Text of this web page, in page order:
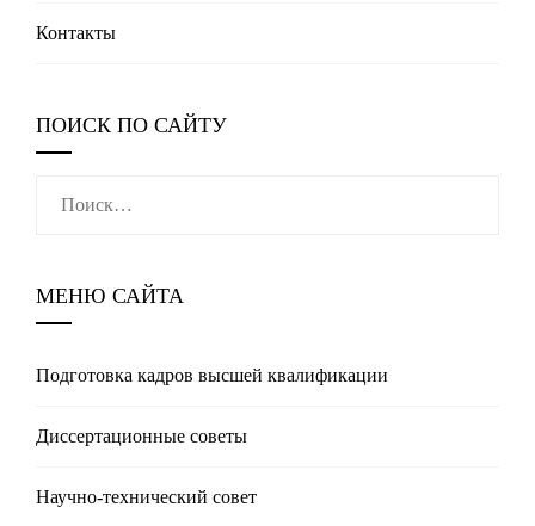
Контакты
ПОИСК ПО САЙТУ
МЕНЮ САЙТА
Подготовка кадров высшей квалификации
Диссертационные советы
Научно-технический совет